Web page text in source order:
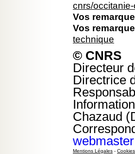
cnrs/
Vos
Vos
technique
© CNRS
Directeur
Directrice
Chazaud
Mentions Légales - Cookies